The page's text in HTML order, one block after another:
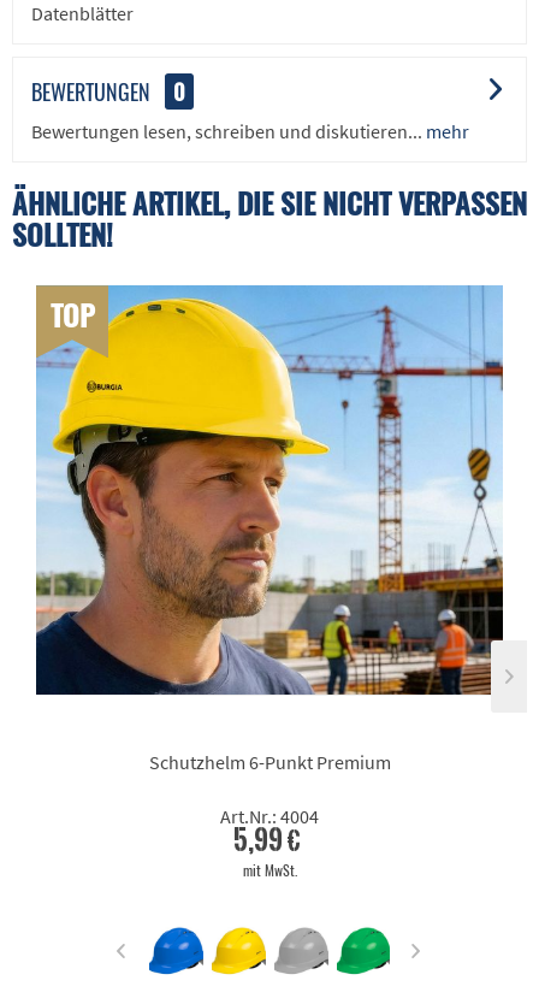
Datenblätter
BEWERTUNGEN 0
Bewertungen lesen, schreiben und diskutieren... mehr
ÄHNLICHE ARTIKEL, DIE SIE NICHT VERPASSEN
SOLLTEN!
TOP
Schutzhelm 6-Punkt Premium
Art.Nr.: 4004
5,99 €
mit MwSt.